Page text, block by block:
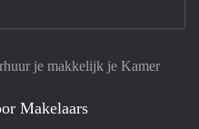
je makkelijk je Kamer
Makelaars